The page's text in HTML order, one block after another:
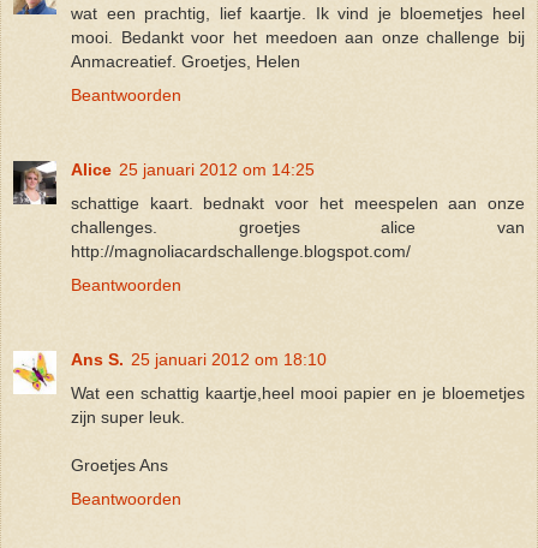
wat een prachtig, lief kaartje. Ik vind je bloemetjes heel
mooi. Bedankt voor het meedoen aan onze challenge bij
Anmacreatief. Groetjes, Helen
Beantwoorden
Alice 25 januari 2012 om 14:25
schattige kaart. bednakt voor het meespelen aan onze
challenges. groetjes alice van
http://magnoliacardschallenge.blogspot.com/
Beantwoorden
Ans S. 25 januari 2012 om 18:10
Wat een schattig kaartje,heel mooi papier en je bloemetjes
zijn super leuk.
Groetjes Ans
Beantwoorden